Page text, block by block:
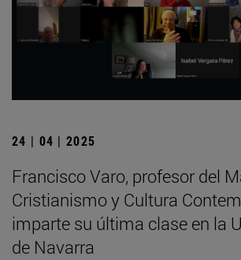
24 | 04 | 2025
Francisco Varo, profesor del
Cristianismo y Cultura
imparte su última clase en la
de Navarra